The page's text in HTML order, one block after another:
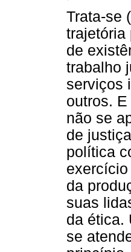
Trata-se
trajetória
de
trabalho
serviços
outros.
não se
de
política
da
suas
da ética.
se